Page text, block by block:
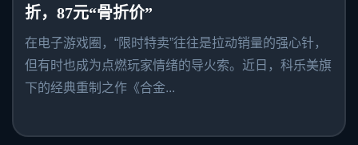
折，87元“骨折价”
在电子游戏圈，“限时特卖”往往是拉动销量的强心针，
但有时也成为点燃玩家情绪的导火索。近日，科乐美旗
下的经典重制之作《合金...